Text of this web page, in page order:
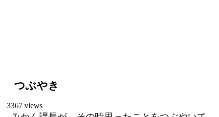
つぶやき
3367 views